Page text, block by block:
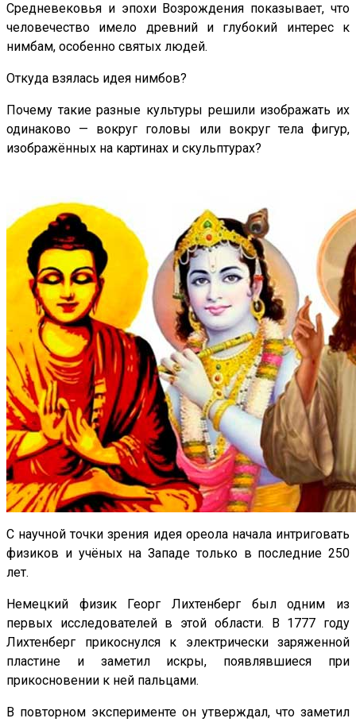
Средневековья и эпохи Возрождения показывает, что
человечество имело древний и глубокий интерес к
нимбам, особенно святых людей.
Откуда взялась идея нимбов?
Почему такие разные культуры решили изображать их
одинаково — вокруг головы или вокруг тела фигур,
изображённых на картинах и скульптурах?
С научной точки зрения идея ореола начала интриговать
физиков и учёных на Западе только в последние 250
лет.
Немецкий физик Георг Лихтенберг был одним из
первых исследователей в этой области. В 1777 году
Лихтенберг прикоснулся к электрически заряженной
пластине и заметил искры, появлявшиеся при
прикосновении к ней пальцами.
В повторном эксперименте он утверждал, что заметил